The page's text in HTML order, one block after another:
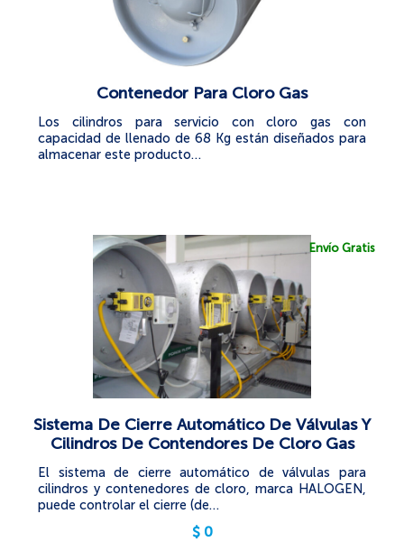
Contenedor Para Cloro Gas
Los cilindros para servicio con cloro gas con
capacidad de llenado de 68 Kg están diseñados para
almacenar este producto…
Envío Gratis
Sistema De Cierre Automático De Válvulas Y
Cilindros De Contendores De Cloro Gas
El sistema de cierre automático de válvulas para
cilindros y contenedores de cloro, marca HALOGEN,
puede controlar el cierre (de…
$ 0